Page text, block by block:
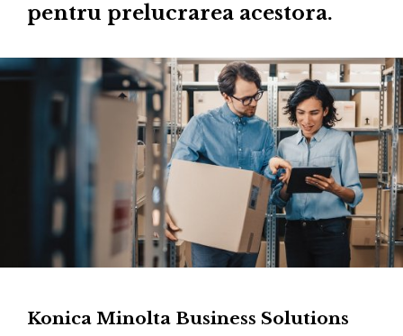
pentru prelucrarea acestora.
Konica Minolta Business Solutions